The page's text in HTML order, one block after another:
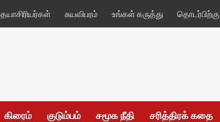
சுயவிபரம் உங்கள் கருத்து தொடர்பிற்கு
கிரைம் குடும்பம் சமூக நீதி சரித்திரக் கதை